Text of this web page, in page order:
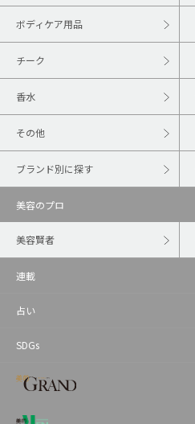
ボディケア用品
チーク
香水
その他
ブランド別に探す
美容のプロ
美容賢者
連載
占い
SDGs